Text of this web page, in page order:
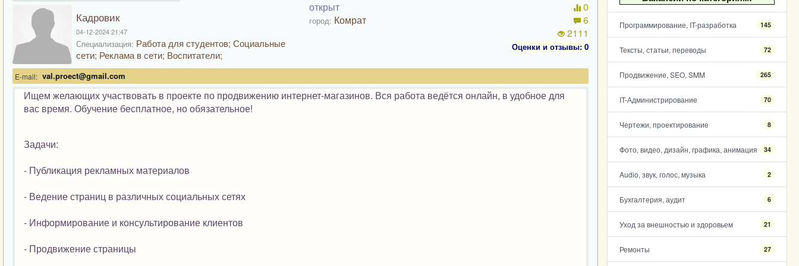
Программирование, IT-разработка 145
Тексты, статьи, переводы 72
Продвижение, SEO, SMM 265
IT-Администрирование 70
Чертежи, проектирование 8
Фото, видео, дизайн, графика, анимация 34
Audio, звук, голос, музыка 2
Бухгалтерия, аудит 6
Уход за внешностью и здоровьем 21
Ремонты 27
Кадровик
04-12-2024 21:47
Специализация: Работа для студентов; Социальные
сети; Реклама в сети; Воспитатели;
открыт
город: Комрат
0
6
2111
Оценки и отзывы: 0
E-mail: val.proect@gmail.com
Ищем желающих участвовать в проекте по продвижению интернет-магазинов. Вся работа ведётся онлайн, в удобное для
вас время. Обучение бесплатное, но обязательное!
Задачи:
- Публикация рекламных материалов
- Ведение страниц в различных социальных сетях
- Информирование и консультирование клиентов
- Продвижение страницы